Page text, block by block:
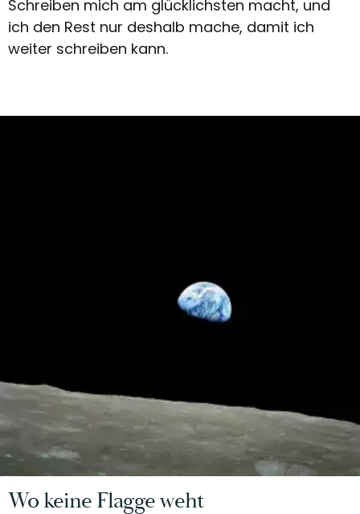
Schreiben mich am glücklichsten macht, und
ich den Rest nur deshalb mache, damit ich
weiter schreiben kann.
Wo keine Flagge weht